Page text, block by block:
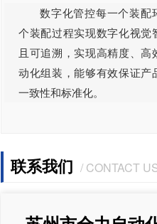
数字化管控每一个装配
个装配过程实现数字化视觉
且可追溯，实现高精度、高
动化组装，能够有效保证产
一致性和标准化。
联系我们 / CONTACT